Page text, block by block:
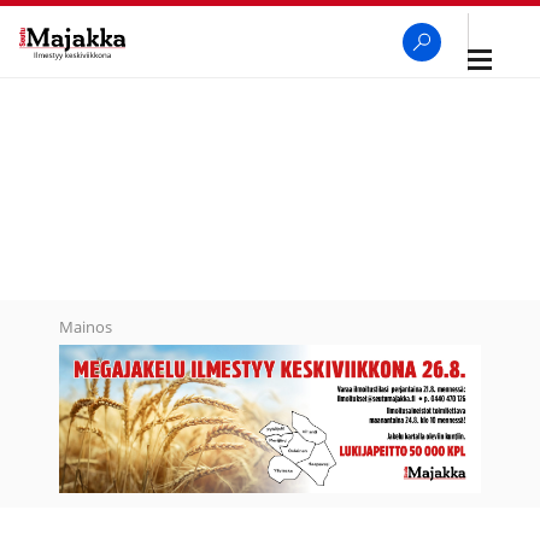
Avaa
Mainos